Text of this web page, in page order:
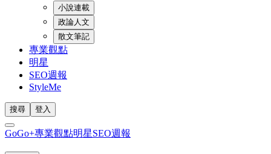
小說連載
政論人文
散文筆記
專業觀點
明星
SEO週報
StyleMe
搜尋 登入
GoGo+專業觀點明星SEO週報